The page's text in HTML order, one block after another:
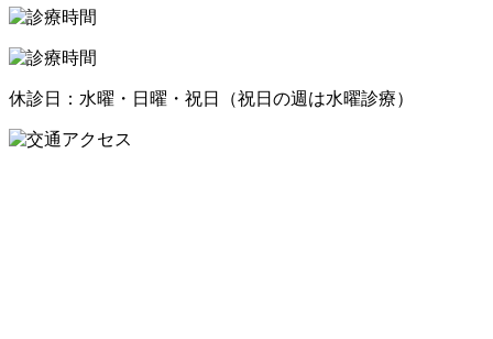
休診日：水曜・日曜・祝日（祝日の週は水曜診療）